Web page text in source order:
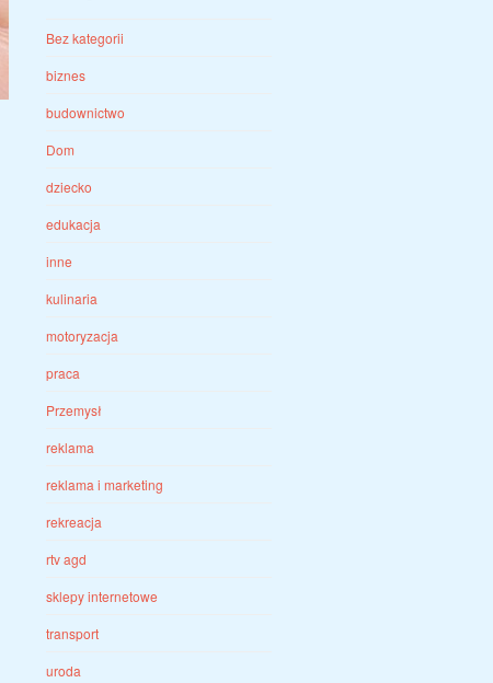
Bez kategorii
biznes
budownictwo
Dom
dziecko
edukacja
inne
kulinaria
motoryzacja
praca
Przemysł
reklama
reklama i marketing
rekreacja
rtv agd
sklepy internetowe
transport
uroda